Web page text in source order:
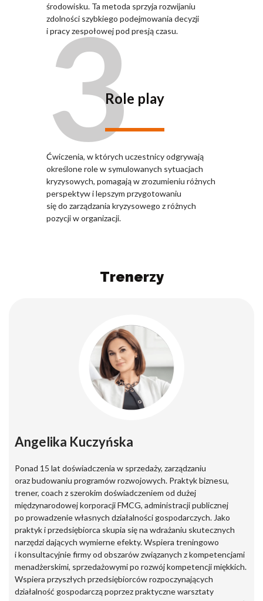
środowisku. Ta metoda sprzyja rozwijaniu
zdolności szybkiego podejmowania decyzji
i pracy zespołowej pod presją czasu.
3Role play
Ćwiczenia, w których uczestnicy odgrywają
określone role w symulowanych sytuacjach
kryzysowych, pomagają w zrozumieniu różnych
perspektyw i lepszym przygotowaniu
się do zarządzania kryzysowego z różnych
pozycji w organizacji.
Trenerzy
Angelika Kuczyńska
Ponad 15 lat doświadczenia w sprzedaży, zarządzaniu
oraz budowaniu programów rozwojowych. Praktyk biznesu,
trener, coach z szerokim doświadczeniem od dużej
międzynarodowej korporacji FMCG, administracji publicznej
po prowadzenie własnych działalności gospodarczych. Jako
praktyk i przedsiębiorca skupia się na wdrażaniu skutecznych
narzędzi dających wymierne efekty. Wspiera treningowo
i konsultacyjnie firmy od obszarów związanych z kompetencjami
menadżerskimi, sprzedażowymi po rozwój kompetencji miękkich.
Wspiera przyszłych przedsiębiorców rozpoczynających
działalność gospodarczą poprzez praktyczne warsztaty